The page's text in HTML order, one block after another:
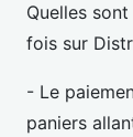
Quelles
fois sur
- Le
paniers